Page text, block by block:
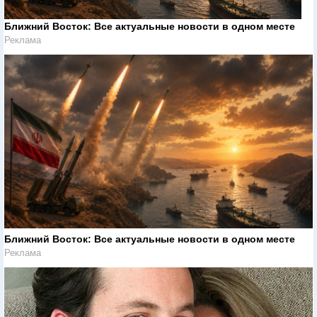
Ближний Восток: Все актуальные новости в одном месте
Реклама
Ближний Восток: Все актуальные новости в одном месте
Реклама